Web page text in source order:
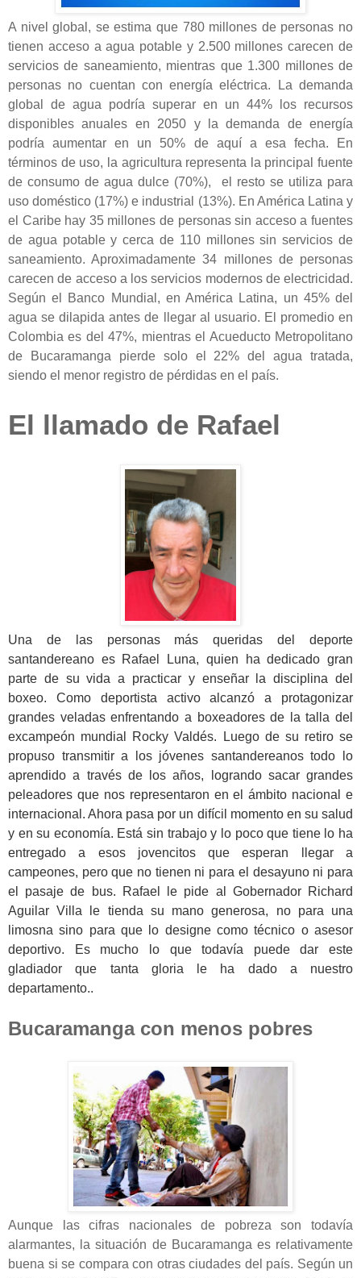
A nivel global, se estima que 780 millones de personas no
tienen acceso a agua potable y 2.500 millones carecen de
servicios de saneamiento, mientras que 1.300 millones de
personas no cuentan con energía eléctrica. La demanda
global de agua podría superar en un 44% los recursos
disponibles anuales en 2050 y la demanda de energía
podría aumentar en un 50% de aquí a esa fecha. En
términos de uso, la agricultura representa la principal fuente
de consumo de agua dulce (70%), el resto se utiliza para
uso doméstico (17%) e industrial (13%). En América Latina y
el Caribe hay 35 millones de personas sin acceso a fuentes
de agua potable y cerca de 110 millones sin servicios de
saneamiento. Aproximadamente 34 millones de personas
carecen de acceso a los servicios modernos de electricidad.
Según el Banco Mundial, en América Latina, un 45% del
agua se dilapida antes de llegar al usuario. El promedio en
Colombia es del 47%, mientras el Acueducto Metropolitano
de Bucaramanga pierde solo el 22% del agua tratada,
siendo el menor registro de pérdidas en el país.
El llamado de Rafael
Una de las personas más queridas del deporte
santandereano es Rafael Luna, quien ha dedicado gran
parte de su vida a practicar y enseñar la disciplina del
boxeo. Como deportista activo alcanzó a protagonizar
grandes veladas enfrentando a boxeadores de la talla del
excampeón mundial Rocky Valdés. Luego de su retiro se
propuso transmitir a los jóvenes santandereanos todo lo
aprendido a través de los años, logrando sacar grandes
peleadores que nos representaron en el ámbito nacional e
internacional. Ahora pasa por un difícil momento en su salud
y en su economía. Está sin trabajo y lo poco que tiene lo ha
entregado a esos jovencitos que esperan llegar a
campeones, pero que no tienen ni para el desayuno ni para
el pasaje de bus. Rafael le pide al Gobernador Richard
Aguilar Villa le tienda su mano generosa, no para una
limosna sino para que lo designe como técnico o asesor
deportivo. Es mucho lo que todavía puede dar este
gladiador que tanta gloria le ha dado a nuestro
departamento..
Bucaramanga con menos pobres
Aunque las cifras nacionales de pobreza son todavía
alarmantes, la situación de Bucaramanga es relativamente
buena si se compara con otras ciudades del país. Según un